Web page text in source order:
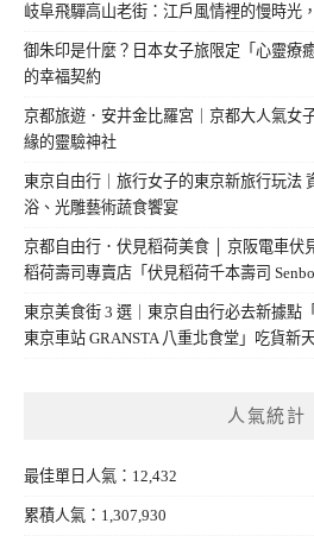
岐阜飛驒高山老街：江戶風情裡的慢時光
御朱印是什麼？日本女子旅限定「心靈療
的幸福契約
京都旅遊．安井金比羅宮｜京都大人氣女
緣的靈驗神社
東京自由行｜旅行女子的東京新旅行玩法
浴、光雕藝術蔬食饗宴
京都自由行．伏見稻荷美食 │ 京阪電車伏
稻荷壽司專賣店「伏見稻荷千本壽司
東京美食街 3 選｜東京自由行必去新據點
東京車站 GRANSTA 八重北食堂」吃貨新
人氣統計
最佳單日人氣：12,432
累積人氣：1,307,930